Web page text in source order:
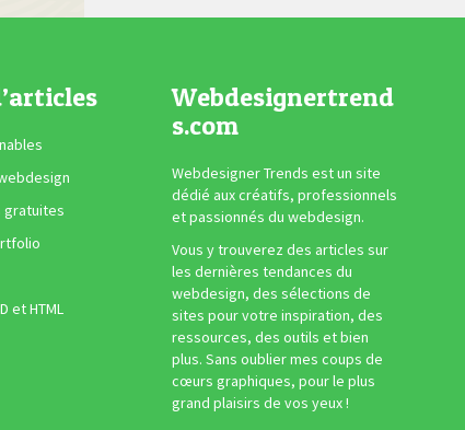
gratuites
et HTML
Webdesignertrend
s.com
Webdesigner Trends est un site
dédié aux créatifs, professionnels
et passionnés du webdesign.
Vous y trouverez des articles sur
les dernières tendances du
webdesign, des sélections de
sites pour votre inspiration, des
ressources, des outils et bien
plus. Sans oublier mes coups de
cœurs graphiques, pour le plus
grand plaisirs de vos yeux !